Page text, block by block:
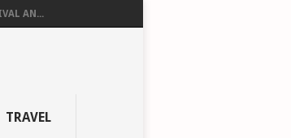
AN...
TRAVEL